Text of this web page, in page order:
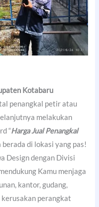
Kotabaru
penangkal petir atau
melakukan
“Harga Jual Penangkal
berada di lokasi yang pas!
Design dengan Divisi
Kamu menjaga
kantor, gudang,
perangkat